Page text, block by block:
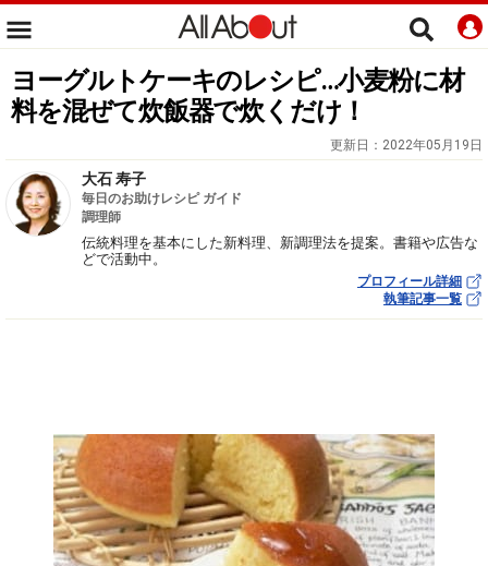
ヨーグルトケーキのレシピ…小麦粉に材
料を混ぜて炊飯器で炊くだけ！
更新日： 2022年05月19日
大石 寿子
毎日のお助けレシピ ガイド
調理師
伝統料理を基本にした新料理、新調理法を提案。書籍や広告な
どで活動中。
プロフィール詳細
執筆記事一覧